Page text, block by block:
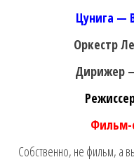
Цунига —
Оркестр
Дирижер
Фильм-
Собственно, не фильм, а